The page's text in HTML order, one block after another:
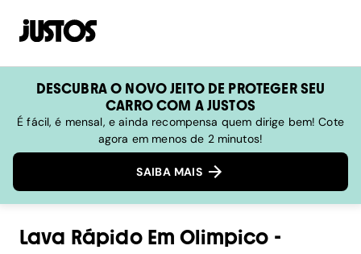
DESCUBRA O NOVO JEITO DE PROTEGER SEU
CARRO COM A JUSTOS
É fácil, é mensal, e ainda recompensa quem dirige bem! Cote
agora em menos de 2 minutos!
SAIBA MAIS
Lava RápidoEmOlimpico -